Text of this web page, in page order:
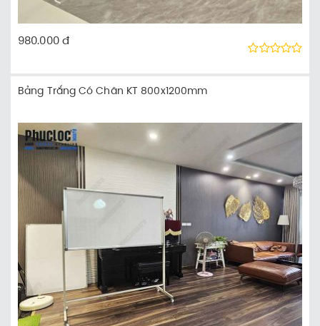
980.000 đ
Bảng Trắng Có Chân KT 800x1200mm